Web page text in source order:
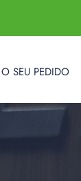
SEU PEDIDO